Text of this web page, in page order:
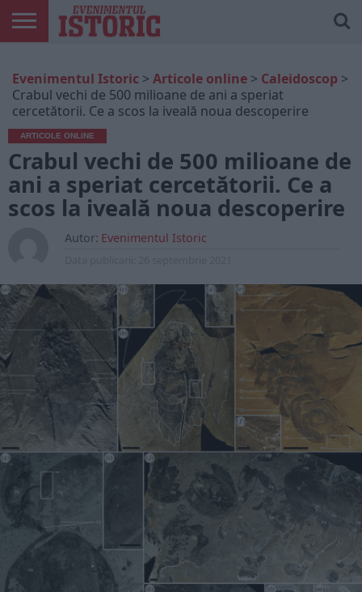
ONLINE
EDIȚII
TIPĂRITE
ISTORIC
PLAY
CONTUL
MEU
Evenimentul Istoric > Articole online > Caleidoscop >
Crabul vechi de 500 milioane de ani a speriat
cercetătorii. Ce a scos la iveală noua descoperire
ARTICOLE ONLINE
Crabul vechi de 500 milioane de
ani a speriat cercetătorii. Ce a
scos la iveală noua descoperire
Autor: Evenimentul Istoric